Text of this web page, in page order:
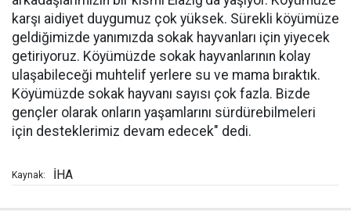
karşı aidiyet duygumuz çok yüksek. Sürekli köyümüze
geldiğimizde yanımızda sokak hayvanları için yiyecek
getiriyoruz. Köyümüzde sokak hayvanlarının kolay
ulaşabileceği muhtelif yerlere su ve mama bıraktık.
Köyümüzde sokak hayvanı sayısı çok fazla. Bizde
gençler olarak onların yaşamlarını sürdürebilmeleri
için desteklerimiz devam edecek" dedi.
Kaynak: İHA